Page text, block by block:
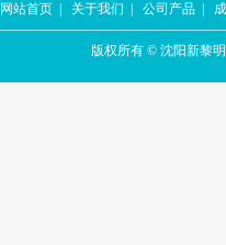
网站首页 关于我们 公司产品
版权所有 © 沈阳新黎